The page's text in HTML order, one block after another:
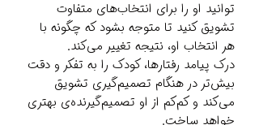
توانید او را برای انتخاب‌های متفاوت
تشویق کنید تا متوجه بشود که چگونه با
هر انتخاب او، نتیجه تغییر می‌کند.
درک پیامد رفتارها، کودک را به تفکر و دقت
بیش‌تر در هنگام تصمیم‌گیری تشویق
می‌کند و کم‌کم از او تصمیم‌گیرنده‌ی بهتری
خواهد ساخت.